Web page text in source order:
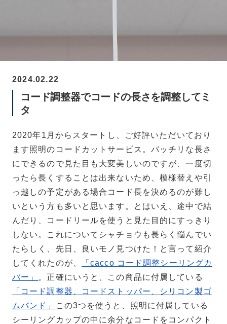
2024.02.22
コード調整器でコードの長さを調整してミ
タ
2020年1月からスタートし、ご好評いただいており
ます照明のコードカットサービス。バッチリな長さ
にできるので見た目も大変美しいのですが、一度切
ったら長くすることは出来ないため、模様替えや引
っ越しの予定がある場合コード長を決めるのが難し
いという方も多いと思います。とはいえ、途中で結
んだり、コードリールを使うと見た目的にすっきり
しない。これについてシャチョウも長らく悩んでい
たらしく、先日、良いモノ見つけた！と言って紹介
してくれたのが、
「cacco コード調整シーリングカ
バー」 。正確にいうと、この商品に付属している
「コード調整器、コードストッパー、シリコン製ゴ
ムバンド」
この3つを使うと、照明に付属している
シーリングカップの中に余分なコードをコンパクト